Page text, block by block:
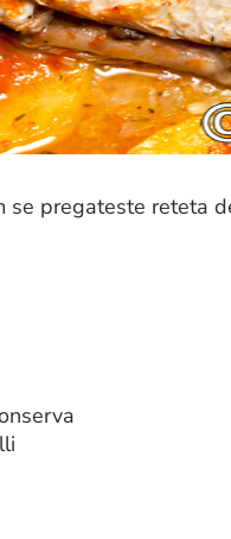
se pregateste reteta